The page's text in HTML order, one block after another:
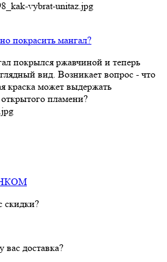
покрасить мангал?
покрылся ржавчиной и теперь
вид. Возникает вопрос - что
краска может выдержать
открытого пламени?
скидки?
вас доставка?